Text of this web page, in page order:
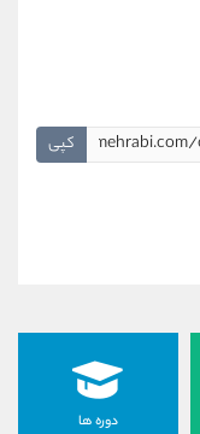
کپی
دوره ها